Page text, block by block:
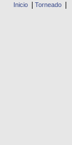
Inicio| Torneado|